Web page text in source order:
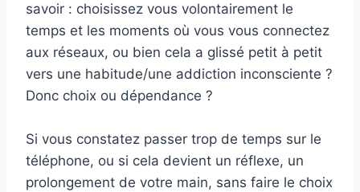
savoir : choisissez vous volontairement le
temps et les moments où vous vous connectez
aux réseaux, ou bien cela a glissé petit à petit
vers une habitude/une addiction inconsciente ?
Donc choix ou dépendance ?
Si vous constatez passer trop de temps sur le
téléphone, ou si cela devient un réflexe, un
prolongement de votre main, sans faire le choix